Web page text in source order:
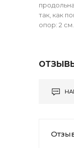
так, как
опор: 2 см.